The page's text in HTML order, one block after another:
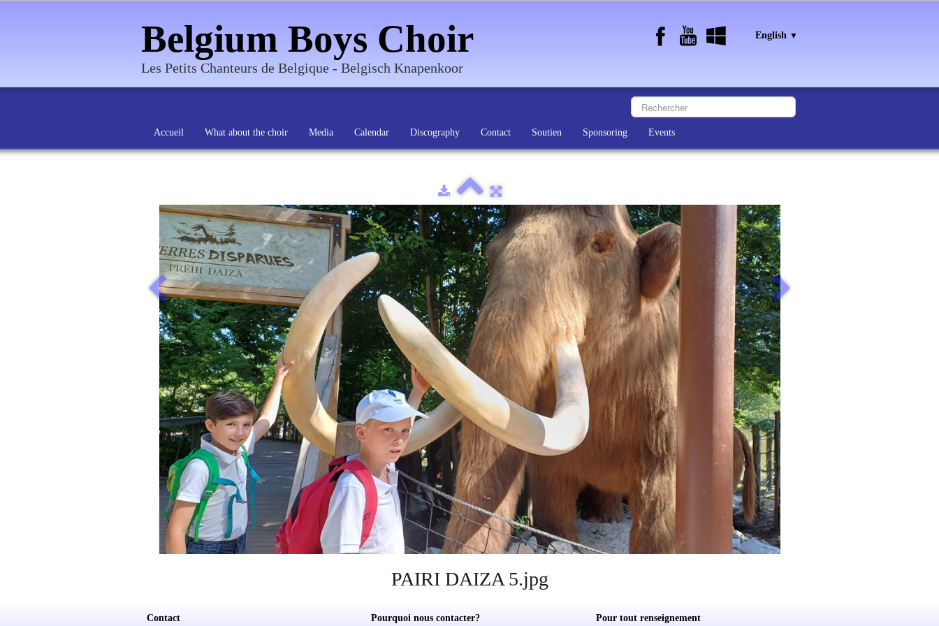
Belgium Boys Choir
Les Petits Chanteurs de Belgique - Belgisch Knapenkoor
English ▼
Accueil What about the choir Media Calendar Discography Contact Soutien Sponsoring Events
PAIRI DAIZA 5.jpg
Contact Pourquoi nous contacter? Pour tout renseignement